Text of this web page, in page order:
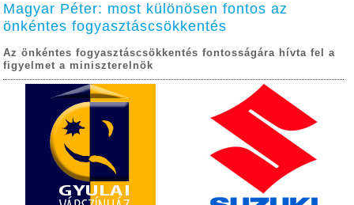
Magyar Péter: most különösen fontos az
önkéntes fogyasztáscsökkentés
Az önkéntes fogyasztáscsökkentés fontosságára hívta fel a
figyelmet a miniszterelnök